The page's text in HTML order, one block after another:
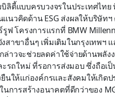
ตี้แบบครบวงจรในประเทศไทย
นวคิดด้าน ESG ส่งผลให้บริษัทฯ
ฟ โครงการแรกที่ BMW
าขาอื่นๆ เพิ่มเติมในกรุงเทพฯ
าวจะช่วยลดค่าใช้จ่ายด้านพลัง
รถใหม่ ที่รอการส่งมอบ ซึ่งถือเ
นให้แก่องค์กรและสังคมให้เกิด
การสร้างอนาคตที่ดีกว่าของ